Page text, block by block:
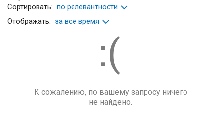
Сортировать: по релевантности
Отображать: за все время
К сожалению, по вашему запросу ничего
не найдено.